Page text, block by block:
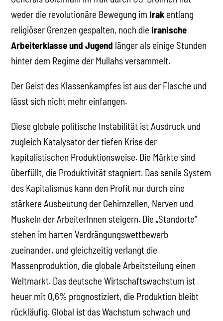
weder die revolutionäre Bewegung im Irak entlang
religiöser Grenzen gespalten, noch dieiranische
Arbeiterklasse und Jugend länger als einige Stunden
hinter dem Regime der Mullahs versammelt.
Der Geist des Klassenkampfes ist aus der Flasche und
lässt sich nicht mehr einfangen.
Diese globale politische Instabilität ist Ausdruck und
zugleich Katalysator der tiefen Krise der
kapitalistischen Produktionsweise. Die Märkte sind
überfüllt, die Produktivität stagniert. Das senile System
des Kapitalismus kann den Profit nur durch eine
stärkere Ausbeutung der Gehirnzellen, Nerven und
Muskeln der ArbeiterInnen steigern. Die „Standorte“
stehen im harten Verdrängungswettbewerb
zueinander, und gleichzeitig verlangt die
Massenproduktion, die globale Arbeitsteilung einen
Weltmarkt. Das deutsche Wirtschaftswachstum ist
heuer mit 0,6% prognostiziert, die Produktion bleibt
rückläufig. Global ist das Wachstum schwach und